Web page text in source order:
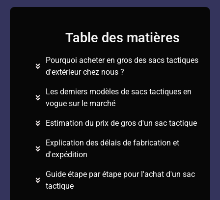
Table des matières
Pourquoi acheter en gros des sacs tactiques
d'extérieur chez nous ?
Les derniers modèles de sacs tactiques en
vogue sur le marché
Estimation du prix de gros d'un sac tactique
Explication des délais de fabrication et
d'expédition
Guide étape par étape pour l'achat d'un sac
tactique